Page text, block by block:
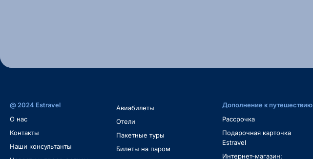
@ 2024 Estravel
O нас
Контакты
Наши консультанты
Авиабилеты
Oтели
Пакетные туры
Билеты на паром
Дополнение к путешествию
Рассрочка
Подарочная карточка
Estravel
Интернет-магазин: